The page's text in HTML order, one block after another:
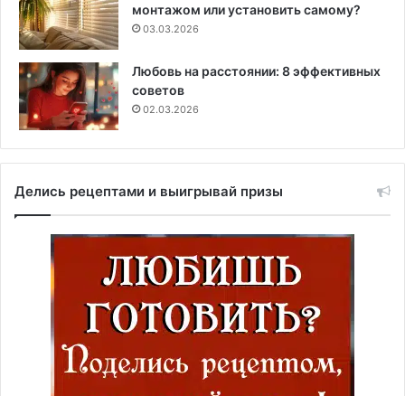
монтажом или установить самому?
03.03.2026
Любовь на расстоянии: 8 эффективных
советов
02.03.2026
Делись рецептами и выигрывай призы